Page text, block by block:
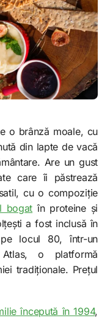
o brânză moale, cu
din lapte de vacă
Are un gust
care îi păstrează
cu o compoziție
bogat în proteine și
a fost inclusă în
locul 80, într-un
o platformă
tradiționale. Prețul
începută în 1994,